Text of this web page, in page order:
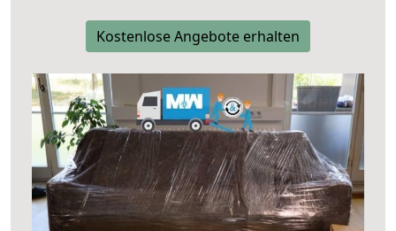
Kostenlose Angebote erhalten